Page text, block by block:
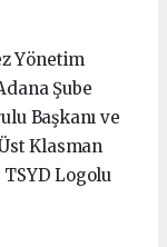
Yönetim
Şube
Başkanı ve
Klasman
TSYD Logolu